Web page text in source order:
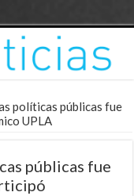
políticas públicas fue
UPLA
públicas fue